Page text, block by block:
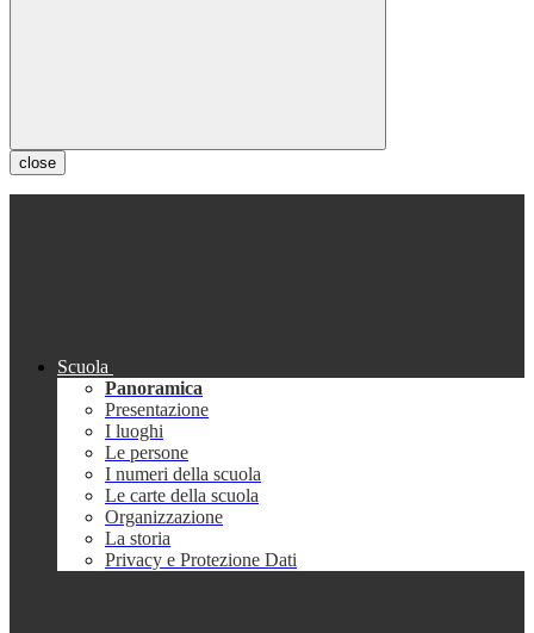
close
Scuola
Panoramica
Presentazione
I luoghi
Le persone
I numeri della scuola
Le carte della scuola
Organizzazione
La storia
Privacy e Protezione Dati